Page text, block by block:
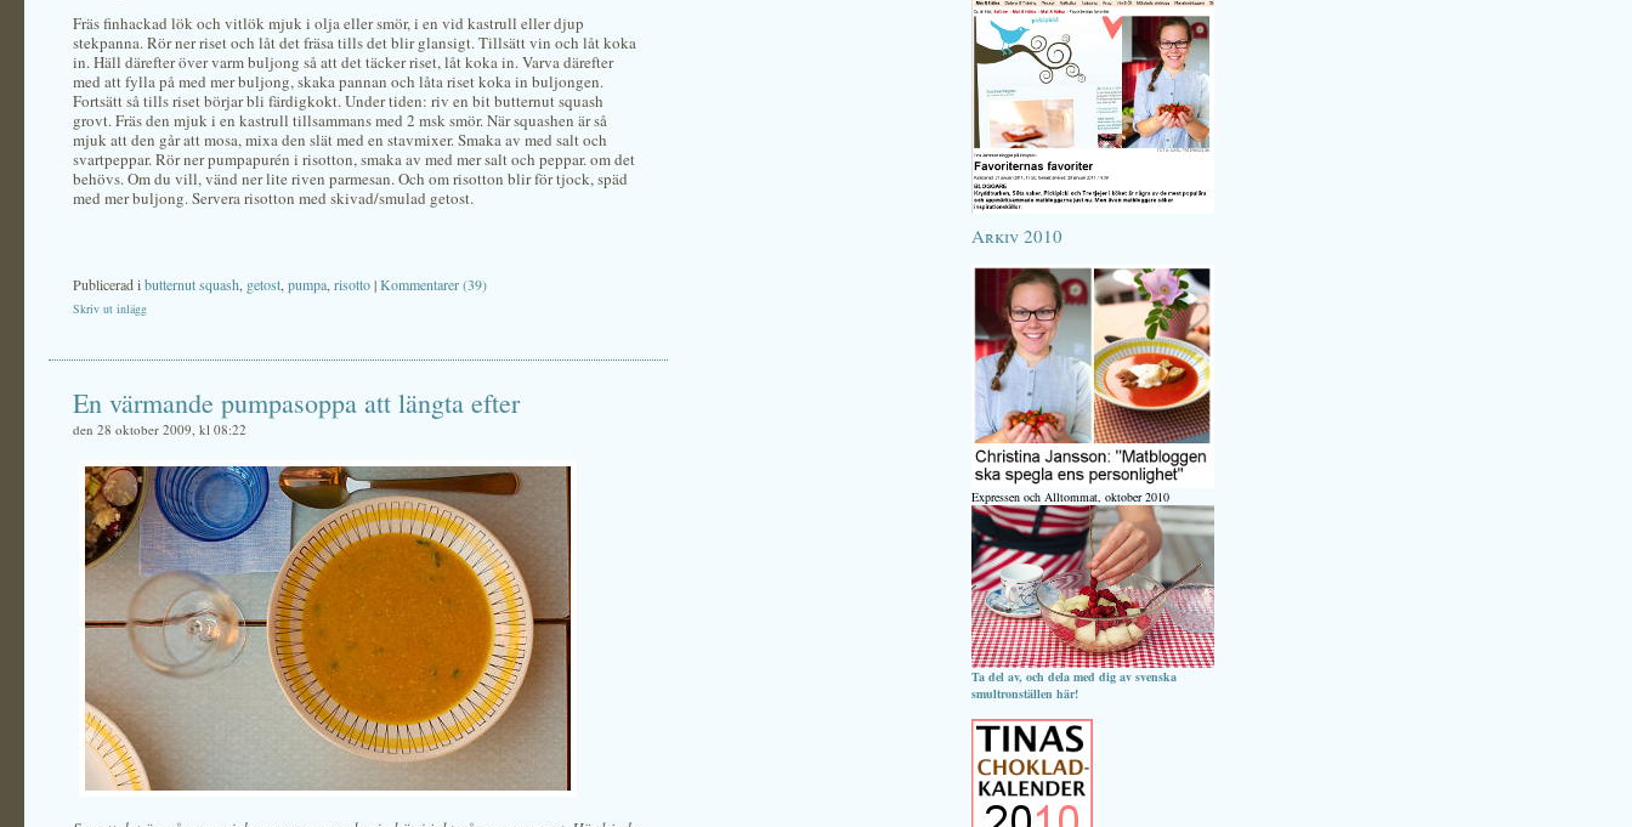
Fräs finhackad lök och vitlök mjuk i olja eller smör, i en vid kastrull eller djup
stekpanna. Rör ner riset och låt det fräsa tills det blir glansigt. Tillsätt vin och låt koka
in. Häll därefter över varm buljong så att det täcker riset, låt koka in. Varva därefter
med att fylla på med mer buljong, skaka pannan och låta riset koka in buljongen.
Fortsätt så tills riset börjar bli färdigkokt. Under tiden: riv en bit butternut squash
grovt. Fräs den mjuk i en kastrull tillsammans med 2 msk smör. När squashen är så
mjuk att den går att mosa, mixa den slät med en stavmixer. Smaka av med salt och
svartpeppar. Rör ner pumpapurén i risotton, smaka av med mer salt och peppar. om det
behövs. Om du vill, vänd ner lite riven parmesan. Och om risotton blir för tjock, späd
med mer buljong. Servera risotton med skivad/smulad getost.
Publicerad ibutternut squash getost pumpa risotto|Kommentarer (39)
Skriv ut inlägg
En värmande pumpasoppa att längta efter
den 28 oktober 2009, kl 08:22
Arkiv 2010
Expressen och Alltommat, oktober 2010
Ta del av, och dela med dig av svenska
smultronställen här!